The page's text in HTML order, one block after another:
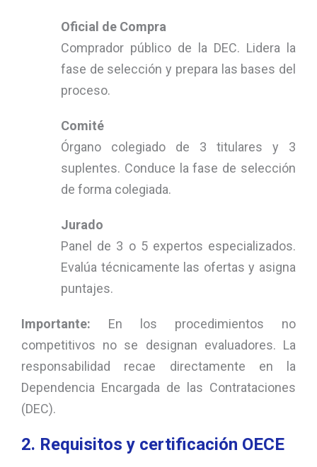
Oficial de Compra
Comprador público de la DEC. Lidera la
fase de selección y prepara las bases del
proceso.
Comité
Órgano colegiado de 3 titulares y 3
suplentes. Conduce la fase de selección
de forma colegiada.
Jurado
Panel de 3 o 5 expertos especializados.
Evalúa técnicamente las ofertas y asigna
puntajes.
Importante: En los procedimientos no
competitivos no se designan evaluadores. La
responsabilidad recae directamente en la
Dependencia Encargada de las Contrataciones
(DEC).
2. Requisitos y certificación OECE